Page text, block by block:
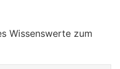
Wissenswerte zum